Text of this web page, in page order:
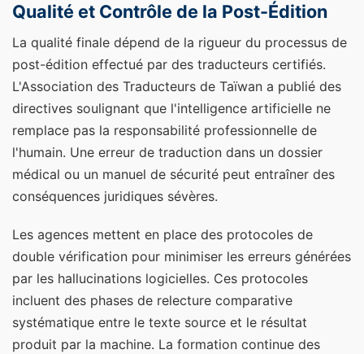
Qualité et Contrôle de la Post-Édition
La qualité finale dépend de la rigueur du processus de
post-édition effectué par des traducteurs certifiés.
L'Association des Traducteurs de Taïwan a publié des
directives soulignant que l'intelligence artificielle ne
remplace pas la responsabilité professionnelle de
l'humain. Une erreur de traduction dans un dossier
médical ou un manuel de sécurité peut entraîner des
conséquences juridiques sévères.
Les agences mettent en place des protocoles de
double vérification pour minimiser les erreurs générées
par les hallucinations logicielles. Ces protocoles
incluent des phases de relecture comparative
systématique entre le texte source et le résultat
produit par la machine. La formation continue des